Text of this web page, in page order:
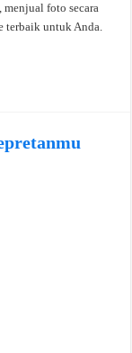
foto secara
terbaik untuk Anda.